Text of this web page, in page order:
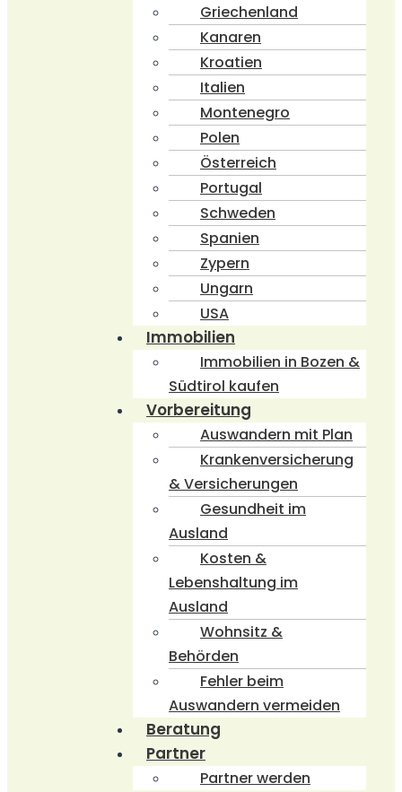
Griechenland
Kanaren
Kroatien
Italien
Montenegro
Polen
Österreich
Portugal
Schweden
Spanien
Zypern
Ungarn
USA
Immobilien
Immobilien in Bozen &
Südtirol kaufen
Vorbereitung
Auswandern mit Plan
Krankenversicherung
& Versicherungen
Gesundheit im
Ausland
Kosten &
Lebenshaltung im
Ausland
Wohnsitz &
Behörden
Fehler beim
Auswandern vermeiden
Beratung
Partner
Partner werden